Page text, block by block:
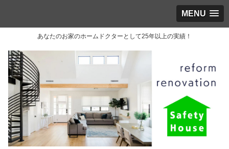
MENU
あなたのお家のホームドクターとして25年以上の実績！